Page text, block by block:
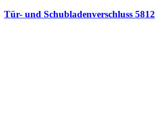
Tür- und Schubladenverschluss 5812